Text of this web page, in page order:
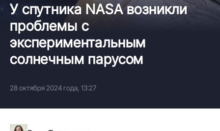
У спутника NASA возникли
проблемы с
экспериментальным
солнечным парусом
28 октября 2024 года, 13:27